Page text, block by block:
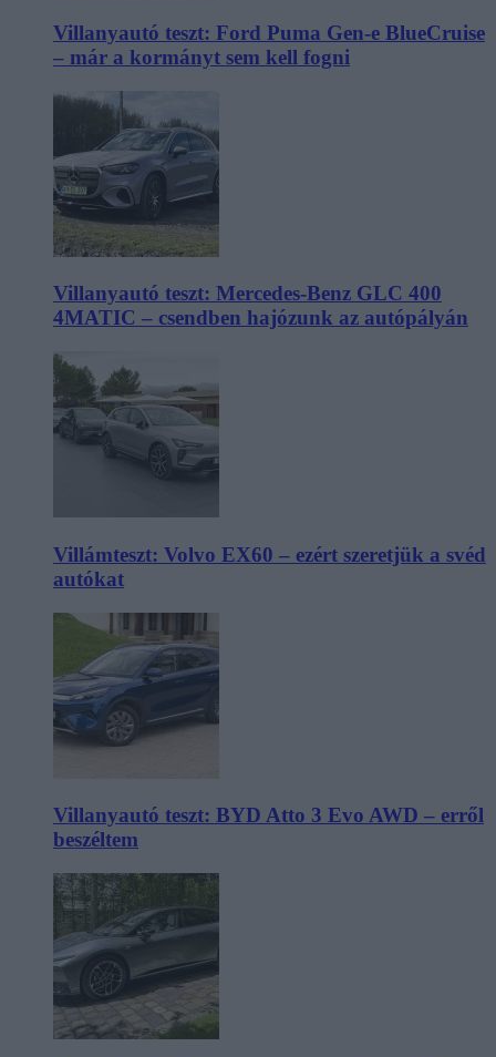
Villanyautó teszt: Ford Puma Gen-e BlueCruise
– már a kormányt sem kell fogni
Villanyautó teszt: Mercedes-Benz GLC 400
4MATIC – csendben hajózunk az autópályán
Villámteszt: Volvo EX60 – ezért szeretjük a svéd
autókat
Villanyautó teszt: BYD Atto 3 Evo AWD – erről
beszéltem